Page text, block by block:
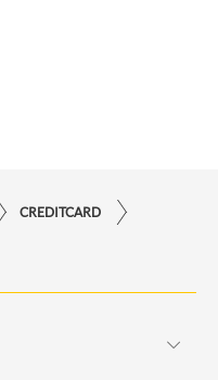
CREDITCARD